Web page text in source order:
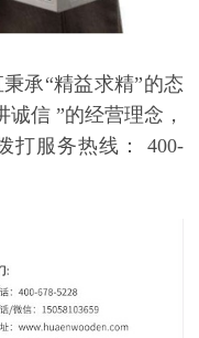
承“精益求精”的态
信 ”的经营理念，
打服务热线：
400-